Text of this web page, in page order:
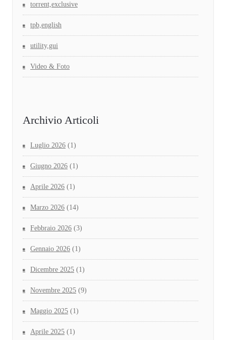
torrent,exclusive
tpb,english
utility,gui
Video & Foto
Archivio Articoli
Luglio 2026 (1)
Giugno 2026 (1)
Aprile 2026 (1)
Marzo 2026 (14)
Febbraio 2026 (3)
Gennaio 2026 (1)
Dicembre 2025 (1)
Novembre 2025 (9)
Maggio 2025 (1)
Aprile 2025 (1)